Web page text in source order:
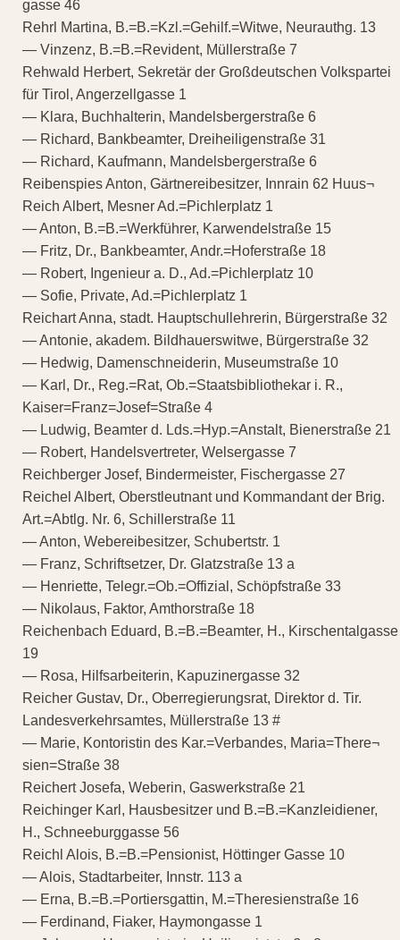
gasse 46
Rehrl Martina, B.=B.=Kzl.=Gehilf.=Witwe, Neurauthg. 13
— Vinzenz, B.=B.=Revident, Müllerstraße 7
Rehwald Herbert, Sekretär der Großdeutschen Volkspartei
für Tirol, Angerzellgasse 1
— Klara, Buchhalterin, Mandelsbergerstraße 6
— Richard, Bankbeamter, Dreiheiligenstraße 31
— Richard, Kaufmann, Mandelsbergerstraße 6
Reibenspies Anton, Gärtnereibesitzer, Innrain 62 Huus¬
Reich Albert, Mesner Ad.=Pichlerplatz 1
— Anton, B.=B.=Werkführer, Karwendelstraße 15
— Fritz, Dr., Bankbeamter, Andr.=Hoferstraße 18
— Robert, Ingenieur a. D., Ad.=Pichlerplatz 10
— Sofie, Private, Ad.=Pichlerplatz 1
Reichart Anna, stadt. Hauptschullehrerin, Bürgerstraße 32
— Antonie, akadem. Bildhauerswitwe, Bürgerstraße 32
— Hedwig, Damenschneiderin, Museumstraße 10
— Karl, Dr., Reg.=Rat, Ob.=Staatsbibliothekar i. R.,
Kaiser=Franz=Josef=Straße 4
— Ludwig, Beamter d. Lds.=Hyp.=Anstalt, Bienerstraße 21
— Robert, Handelsvertreter, Welsergasse 7
Reichberger Josef, Bindermeister, Fischergasse 27
Reichel Albert, Oberstleutnant und Kommandant der Brig.
Art.=Abtlg. Nr. 6, Schillerstraße 11
— Anton, Webereibesitzer, Schubertstr. 1
— Franz, Schriftsetzer, Dr. Glatzstraße 13 a
— Henriette, Telegr.=Ob.=Offizial, Schöpfstraße 33
— Nikolaus, Faktor, Amthorstraße 18
Reichenbach Eduard, B.=B.=Beamter, H., Kirschentalgasse
19
— Rosa, Hilfsarbeiterin, Kapuzinergasse 32
Reicher Gustav, Dr., Oberregierungsrat, Direktor d. Tir.
Landesverkehrsamtes, Müllerstraße 13 #
— Marie, Kontoristin des Kar.=Verbandes, Maria=There¬
sien=Straße 38
Reichert Josefa, Weberin, Gaswerkstraße 21
Reichinger Karl, Hausbesitzer und B.=B.=Kanzleidiener,
H., Schneeburggasse 56
Reichl Alois, B.=B.=Pensionist, Höttinger Gasse 10
— Alois, Stadtarbeiter, Innstr. 113 a
— Erna, B.=B.=Portiersgattin, M.=Theresienstraße 16
— Ferdinand, Fiaker, Haymongasse 1